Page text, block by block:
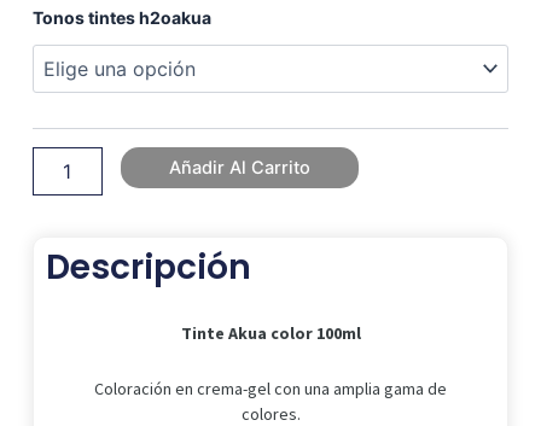
6,99 €.6,41 €.
Tonos tintes h2oakua
Tinte
color
100ml
Añadir Al Carrito
Descripción
Tinte Akua color 100ml
Coloración en crema-gel con una amplia gama de
colores.